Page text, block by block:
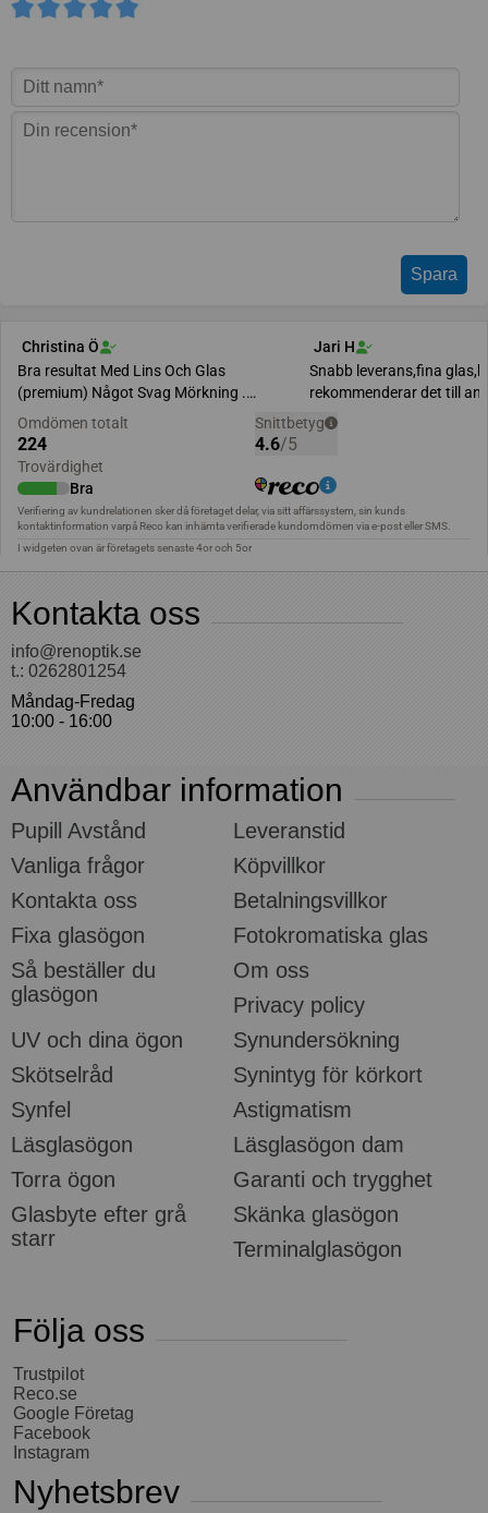
Kontakta oss
info@renoptik.se
t.: 0262801254
Måndag-Fredag
10:00 - 16:00
Användbar information
Pupill Avstånd
Leveranstid
Vanliga frågor
Köpvillkor
Kontakta oss
Betalningsvillkor
Fixa glasögon
Fotokromatiska glas
Så beställer du
glasögon
Om oss
Privacy policy
UV och dina ögon
Synundersökning
Skötselråd
Synintyg för körkort
Synfel
Astigmatism
Läsglasögon
Läsglasögon dam
Torra ögon
Garanti och trygghet
Glasbyte efter grå
starr
Skänka glasögon
Terminalglasögon
Följa oss
Trustpilot
Reco.se
Google Företag
Facebook
Instagram
Nyhetsbrev